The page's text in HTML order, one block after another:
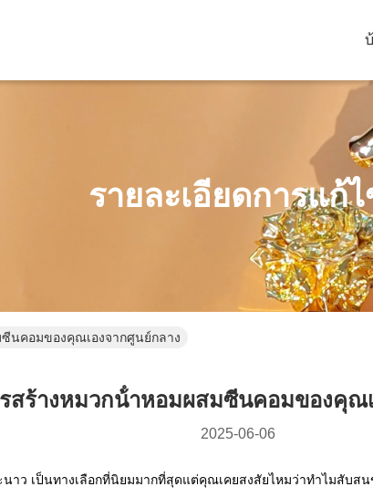
รายละเอียดการแก้
นคอมของคุณเองจากศูนย์กลาง
สร้างหมวกน้ําหอมผสมซีนคอมของคุณ
2025-06-06
าว เป็นทางเลือกที่นิยมมากที่สุดแต่คุณเคยสงสัยไหมว่าทําไมสับส